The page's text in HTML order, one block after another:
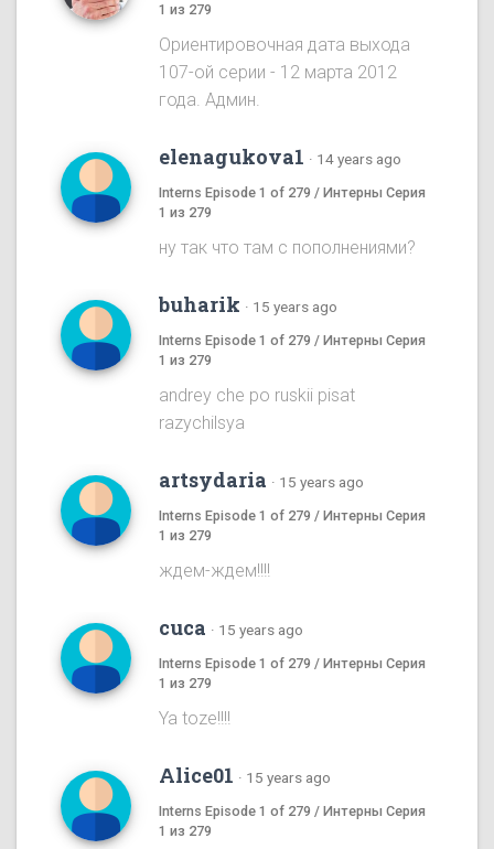
1 из 279
Ориентировочная дата выхода
107-ой серии - 12 марта 2012
года. Админ.
elenagukova1 · 14 years ago
Interns Episode 1 of 279 / Интерны Серия
1 из 279
ну так что там с пополнениями?
buharik · 15 years ago
Interns Episode 1 of 279 / Интерны Серия
1 из 279
andrey che po ruskii pisat
razychilsya
artsydaria · 15 years ago
Interns Episode 1 of 279 / Интерны Серия
1 из 279
ждем-ждем!!!!
cuca · 15 years ago
Interns Episode 1 of 279 / Интерны Серия
1 из 279
Ya toze!!!!
Alice01 · 15 years ago
Interns Episode 1 of 279 / Интерны Серия
1 из 279